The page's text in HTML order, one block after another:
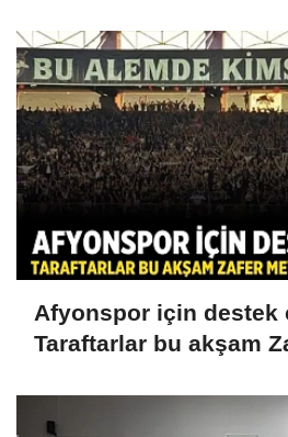
Afyonspor için destek
Taraftarlar bu akşam